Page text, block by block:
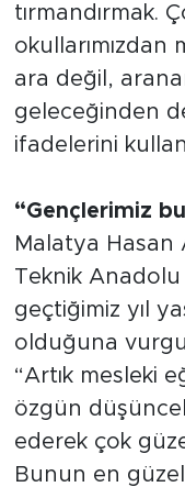
tırmandırmak.
okullarımızdan
ara değil,
geleceğinden
ifadelerini
“Gençlerimiz
Malatya Hasan
Teknik
geçtiğimiz yıl
olduğuna
“Artık mesleki
özgün
ederek çok
Bunun en